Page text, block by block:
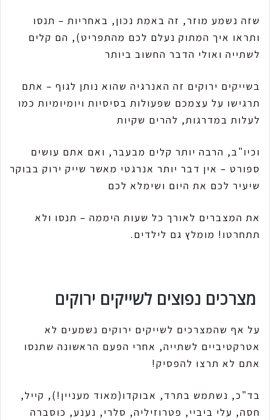
שזה נשמע מוזר, זה באמת נכון, באחריות – תנסו
ותראו איך המתוק נעלם לכם מהתפריט), הם קלים
לשתייה ואולי הדבר החשוב ביותר
בשייקים ירוקים זה האנרגיה שהוא נותן לגוף – אתם
תרגישו על עצמכם שפעולות בסיסיות ויומיומיות כמו
לעלות במדרגות, להרים שקיות
וכיו"ב, הרבה יותר קלים מבעבר, ואם אתם עושים
ספורט – אין דבר יותר אנרגטי מאשר שייק ירוק בבוקר
שיעיר לכם את היום ושימלא לכם
את המצברים לאורך כל שעות היממה – תנסו ולא
תתחרטו! מומלץ גם לילדים.
מצרכים נפוצים לשייקים ירוקים
על אף שהמצרכים לשייקים ירוקים נשמעים לא
אטרקטיביים לשתייה, אחרי הפעם הראשונה שתנסו
אתם לא תרצו להפסיק!
בד"כ, נשתמש בתרד, אבוקדו(מאוד מעניין!), קייל,
חסה, עלי ביביי, פטרוזיליה, סלרי, נענע, כוסברה